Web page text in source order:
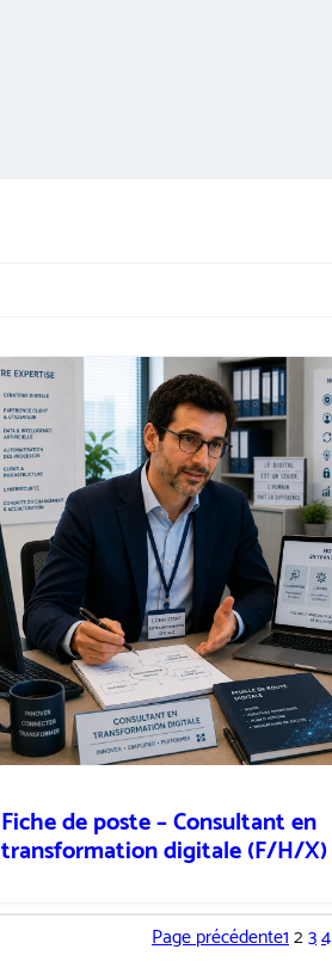
Fiche de poste – Consultant en
transformation digitale (F/H/X)
Page précédente1234